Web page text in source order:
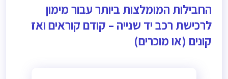
החבילות המומלצות ביותר עבור מימון
לרכישת רכב יד שנייה – קודם קוראים ואז
קונים (או מוכרים)